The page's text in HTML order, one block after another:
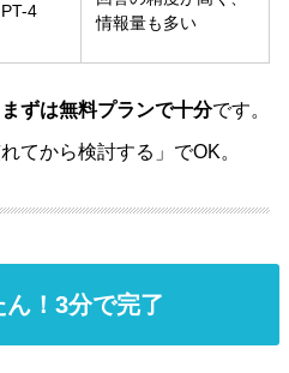
4
情報量も多い
まずは無料プランで十分です。
てから検討する」でOK。
！3分で完了